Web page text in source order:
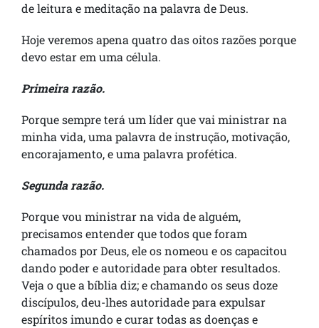
de leitura e meditação na palavra de Deus.
Hoje veremos apena quatro das oitos razões porque
devo estar em uma célula.
Primeira razão.
Porque sempre terá um líder que vai ministrar na
minha vida, uma palavra de instrução, motivação,
encorajamento, e uma palavra profética.
Segunda razão.
Porque vou ministrar na vida de alguém,
precisamos entender que todos que foram
chamados por Deus, ele os nomeou e os capacitou
dando poder e autoridade para obter resultados.
Veja o que a bíblia diz; e chamando os seus doze
discípulos, deu-lhes autoridade para expulsar
espíritos imundo e curar todas as doenças e